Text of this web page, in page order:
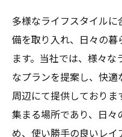
多様なライフスタイル
備を取り入れ、日々の
ます。当社では、様々
なプランを提案し、快
周辺にて提供しており
集まる場所であり、日